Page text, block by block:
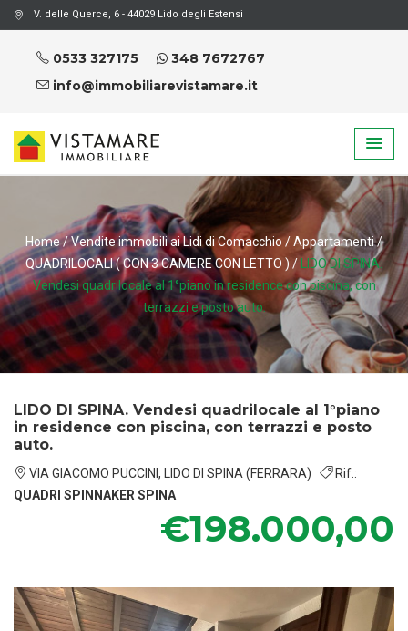
V. delle Querce, 6 - 44029 Lido degli Estensi
0533 327175
348 7672767
info@immobiliarevistamare.it
Home/Vendite immobili ai Lidi di Comacchio/Appartamenti/
QUADRILOCALI ( CON 3 CAMERE CON LETTO ) /
LIDO DI SPINA.
Vendesi quadrilocale al 1°piano in residence con piscina, con
terrazzi e posto auto.
LIDO DI SPINA. Vendesi quadrilocale al 1°piano
in residence con piscina, con terrazzi e posto
auto.
VIA GIACOMO PUCCINI, LIDO DI SPINA (FERRARA)
Rif.:
QUADRI SPINNAKER SPINA
€198.000,00